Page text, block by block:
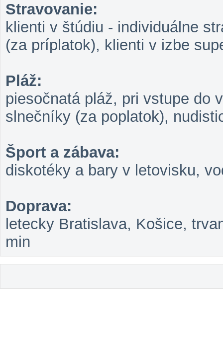
Stravovanie:
klienti v štúdiu - individuálne
(za príplatok), klienti v izbe
Pláž:
piesočnatá pláž, pri vstupe do
slnečníky (za poplatok),
Šport a zábava:
diskotéky a bary v letovisku,
Doprava:
letecky Bratislava, Košice,
min